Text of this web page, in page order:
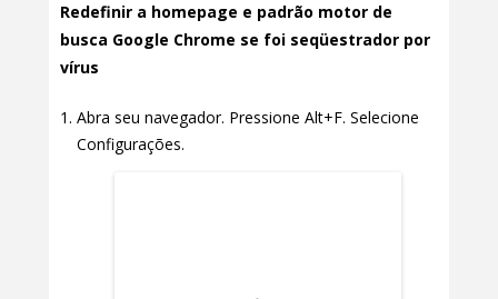
Redefinir a homepage e padrão motor de
busca Google Chrome se foi seqüestrador por
vírus
Abra seu navegador. Pressione Alt+F. Selecione
Configurações.